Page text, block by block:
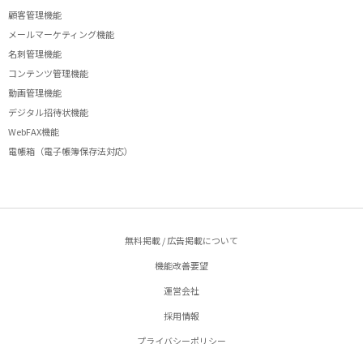
顧客管理機能
メールマーケティング機能
名刺管理機能
コンテンツ管理機能
動画管理機能
デジタル招待状機能
WebFAX機能
電帳箱（電子帳簿保存法対応）
無料掲載 / 広告掲載について
機能改善要望
運営会社
採用情報
プライバシーポリシー